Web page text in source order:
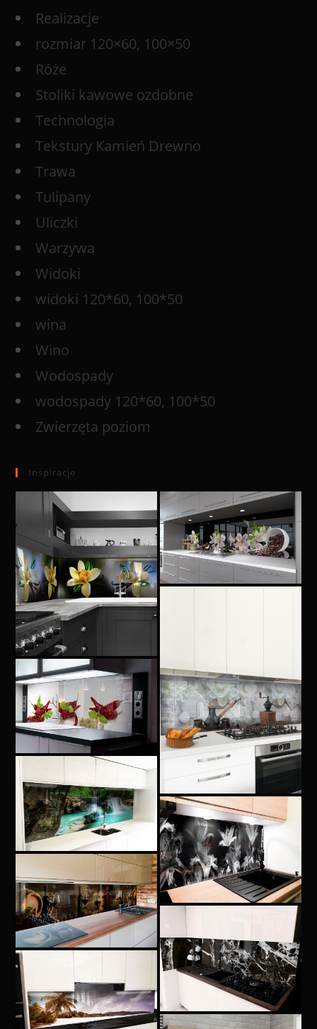
Realizacje
rozmiar 120×60, 100×50
Róże
Stoliki kawowe ozdobne
Technologia
Tekstury Kamień Drewno
Trawa
Tulipany
Uliczki
Warzywa
Widoki
widoki 120*60, 100*50
wina
Wino
Wodospady
wodospady 120*60, 100*50
Zwierzęta poziom
Inspiracje